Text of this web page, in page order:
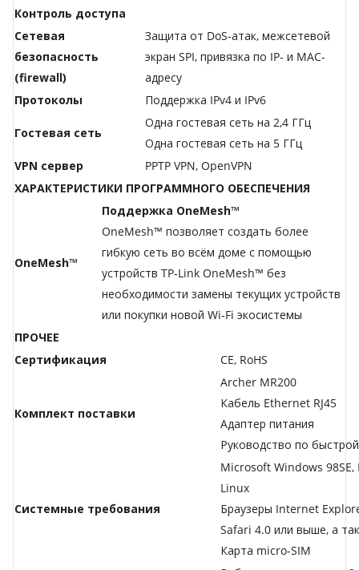
Контроль доступа
Сетевая
безопасность
(firewall)
Защита от DoS-атак, межсетевой
экран SPI, привязка по IP- и MAC-
адресу
Протоколы
Поддержка IPv4 и IPv6
Гостевая сеть
Одна гостевая сеть на 2,4 ГГц
Одна гостевая сеть на 5 ГГц
VPN сервер
PPTP VPN, OpenVPN
ХАРАКТЕРИСТИКИ ПРОГРАММНОГО ОБЕСПЕЧЕНИЯ
OneMesh™
Поддержка OneMesh™
OneMesh™ позволяет создать более
гибкую сеть во всём доме с помощью
устройств TP‑Link OneMesh™ без
необходимости замены текущих устройств
или покупки новой Wi‑Fi экосистемы
ПРОЧЕЕ
Сертификация
CE, RoHS
Комплект поставки
Archer MR200
Кабель Ethernet RJ45
Адаптер питания
Руководство по
Системные требования
Microsoft Windows 98SE,
Linux
Браузеры Internet
Safari 4.0 или выше, а
Карта micro-SIM